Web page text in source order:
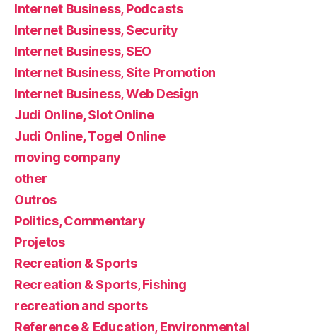
Internet Business, Podcasts
Internet Business, Security
Internet Business, SEO
Internet Business, Site Promotion
Internet Business, Web Design
Judi Online, Slot Online
Judi Online, Togel Online
moving company
other
Outros
Politics, Commentary
Projetos
Recreation & Sports
Recreation & Sports, Fishing
recreation and sports
Reference & Education, Environmental